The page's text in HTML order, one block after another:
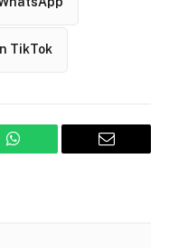
TikTok
WhatsApp Email